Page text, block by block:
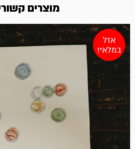
מוצרים
אזל
במלאי!